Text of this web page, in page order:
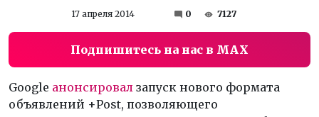
17 апреля 2014 0 7127
Подпишитесь на нас в MAX
Google анонсировал запуск нового формата
объявлений +Post, позволяющего